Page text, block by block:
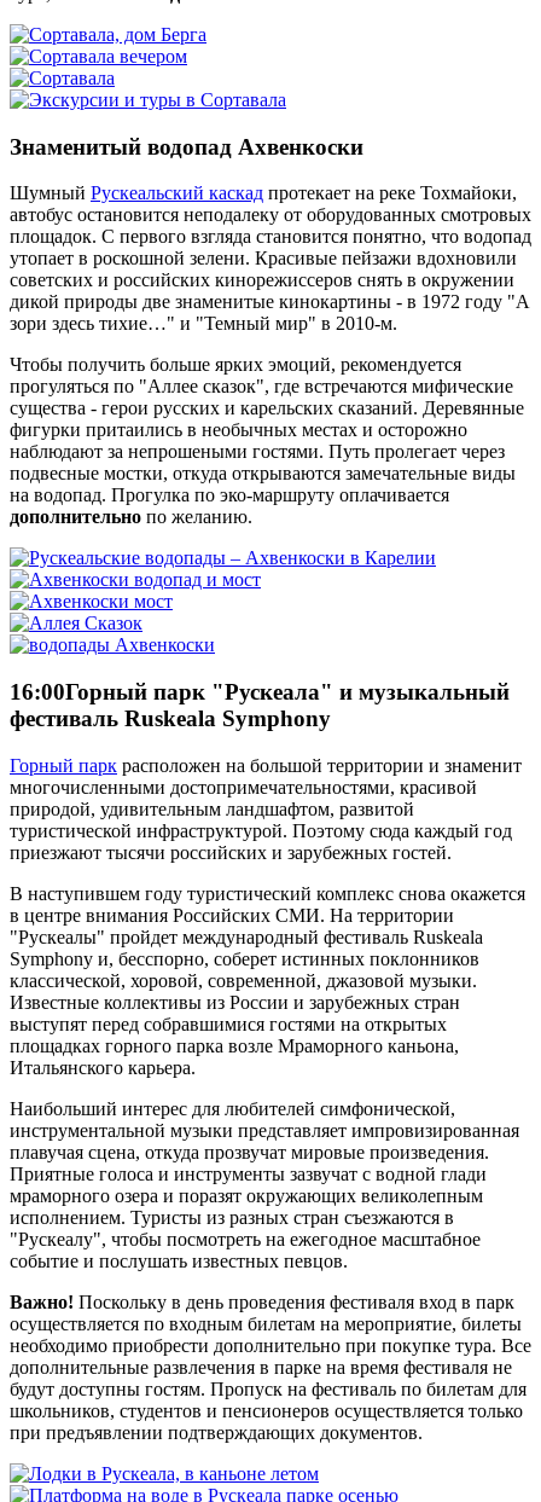
Знаменитый водопад Ахвенкоски
Шумный Рускеальский каскад протекает на реке Тохмайоки,
автобус остановится неподалеку от оборудованных смотровых
площадок. С первого взгляда становится понятно, что водопад
утопает в роскошной зелени. Красивые пейзажи вдохновили
советских и российских кинорежиссеров снять в окружении
дикой природы две знаменитые кинокартины - в 1972 году "А
зори здесь тихие…" и "Темный мир" в 2010-м.
Чтобы получить больше ярких эмоций, рекомендуется
прогуляться по "Аллее сказок", где встречаются мифические
существа - герои русских и карельских сказаний. Деревянные
фигурки притаились в необычных местах и осторожно
наблюдают за непрошеными гостями. Путь пролегает через
подвесные мостки, откуда открываются замечательные виды
на водопад. Прогулка по эко-маршруту оплачивается
дополнительно по желанию.
16:00Горный парк "Рускеала" и музыкальный
фестиваль Ruskeala Symphony
Горный парк расположен на большой территории и знаменит
многочисленными достопримечательностями, красивой
природой, удивительным ландшафтом, развитой
туристической инфраструктурой. Поэтому сюда каждый год
приезжают тысячи российских и зарубежных гостей.
В наступившем году туристический комплекс снова окажется
в центре внимания Российских СМИ. На территории
"Рускеалы" пройдет международный фестиваль Ruskeala
Symphony и, бесспорно, соберет истинных поклонников
классической, хоровой, современной, джазовой музыки.
Известные коллективы из России и зарубежных стран
выступят перед собравшимися гостями на открытых
площадках горного парка возле Мраморного каньона,
Итальянского карьера.
Наибольший интерес для любителей симфонической,
инструментальной музыки представляет импровизированная
плавучая сцена, откуда прозвучат мировые произведения.
Приятные голоса и инструменты зазвучат с водной глади
мраморного озера и поразят окружающих великолепным
исполнением. Туристы из разных стран съезжаются в
"Рускеалу", чтобы посмотреть на ежегодное масштабное
событие и послушать известных певцов.
Важно! Поскольку в день проведения фестиваля вход в парк
осуществляется по входным билетам на мероприятие, билеты
необходимо приобрести дополнительно при покупке тура. Все
дополнительные развлечения в парке на время фестиваля не
будут доступны гостям. Пропуск на фестиваль по билетам для
школьников, студентов и пенсионеров осуществляется только
при предъявлении подтверждающих документов.